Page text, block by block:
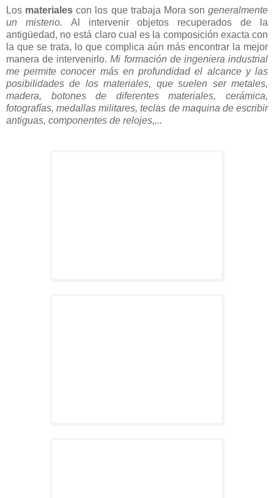
Amorason colgantes, broches, pulseras, gemelos, ... Pero
lo que destaca deAmora es la intención derecuperar
tipos de productos que ya están en desuso, como son
loscubrebotones, clip para pañuelo, peinetas, ...
Losmaterialescon los que trabaja Mora songeneralmente
un misterio.Al intervenir objetos recuperados de la
antigüedad, no está claro cual es la composición exacta con
la que se trata, lo que complica aún más encontrar la mejor
manera de intervenirlo.Mi formación de ingeniera industrial